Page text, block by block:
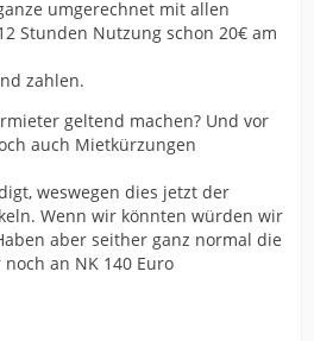
umgerechnet mit allen
Stunden Nutzung schon 20€ am
zahlen.
geltend machen? Und vor
auch Mietkürzungen
weswegen dies jetzt der
Wenn wir könnten würden wir
aber seither ganz normal die
an NK 140 Euro